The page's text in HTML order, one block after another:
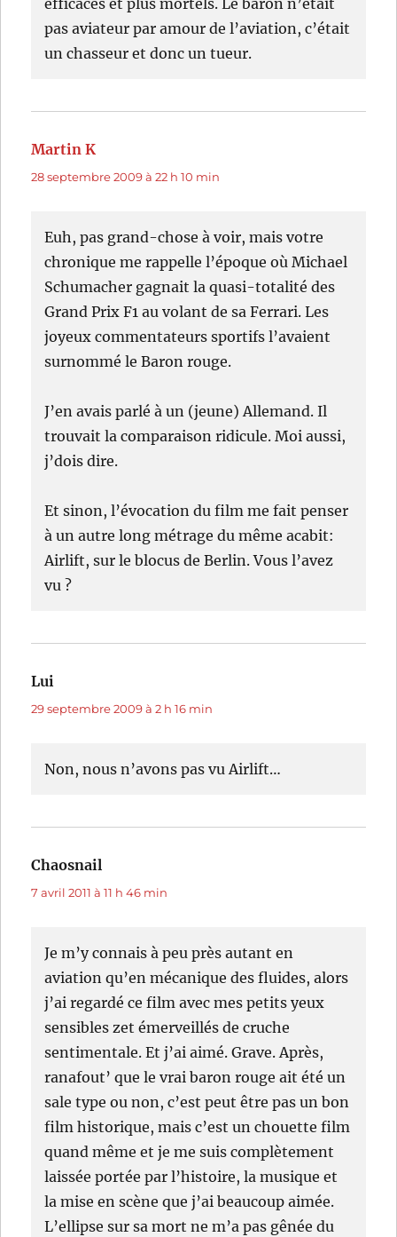
efficaces et plus mortels. Le baron n’était
pas aviateur par amour de l’aviation, c’était
un chasseur et donc un tueur.
Martin K
28 septembre 2009 à 22 h 10 min
Euh, pas grand-chose à voir, mais votre
chronique me rappelle l’époque où Michael
Schumacher gagnait la quasi-totalité des
Grand Prix F1 au volant de sa Ferrari. Les
joyeux commentateurs sportifs l’avaient
surnommé le Baron rouge.
J’en avais parlé à un (jeune) Allemand. Il
trouvait la comparaison ridicule. Moi aussi,
j’dois dire.
Et sinon, l’évocation du film me fait penser
à un autre long métrage du même acabit:
Airlift, sur le blocus de Berlin. Vous l’avez
vu ?
Lui
29 septembre 2009 à 2 h 16 min
Non, nous n’avons pas vu Airlift…
Chaosnail
7 avril 2011 à 11 h 46 min
Je m’y connais à peu près autant en
aviation qu’en mécanique des fluides, alors
j’ai regardé ce film avec mes petits yeux
sensibles zet émerveillés de cruche
sentimentale. Et j’ai aimé. Grave. Après,
ranafout’ que le vrai baron rouge ait été un
sale type ou non, c’est peut être pas un bon
film historique, mais c’est un chouette film
quand même et je me suis complètement
laissée portée par l’histoire, la musique et
la mise en scène que j’ai beaucoup aimée.
L’ellipse sur sa mort ne m’a pas gênée du